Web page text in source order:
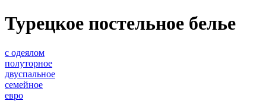
Турецкое постельное белье
с одеялом
полуторное
двуспальное
семейное
евро